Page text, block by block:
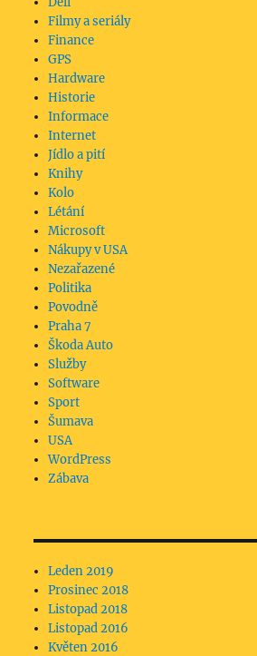
Filmy a seriály
Finance
GPS
Hardware
Historie
Informace
Internet
Jídlo a pití
Knihy
Kolo
Létání
Microsoft
Nákupy v USA
Nezařazené
Politika
Povodně
Praha 7
Škoda Auto
Služby
Software
Sport
Šumava
USA
WordPress
Zábava
Leden 2019
Prosinec 2018
Listopad 2018
Listopad 2016
Květen 2016